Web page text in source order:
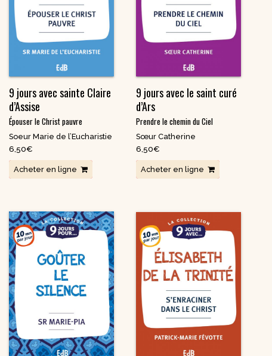
DVD Documentaires
/ Enseignements
9 jours avec sainte Claire
d’Assise
Épouser le Christ pauvre
Soeur Marie de l’Eucharistie
6,50€
Acheter en ligne
9 jours avec le saint curé
d’Ars
Prendre le chemin du Ciel
Sœur Catherine
6,50€
Acheter en ligne